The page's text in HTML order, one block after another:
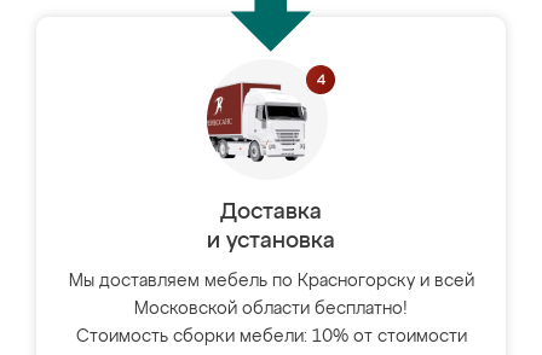
Доставка
и установка
Мы доставляем мебель по Красногорску и всей
Московской области бесплатно!
Стоимость сборки мебели: 10% от стоимости